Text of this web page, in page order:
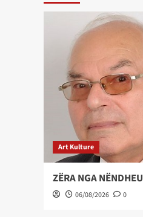
Art Kulture
ZËRA NGA NËNDHEU
06/08/2026 0